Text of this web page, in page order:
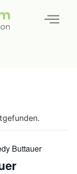
Buttauer